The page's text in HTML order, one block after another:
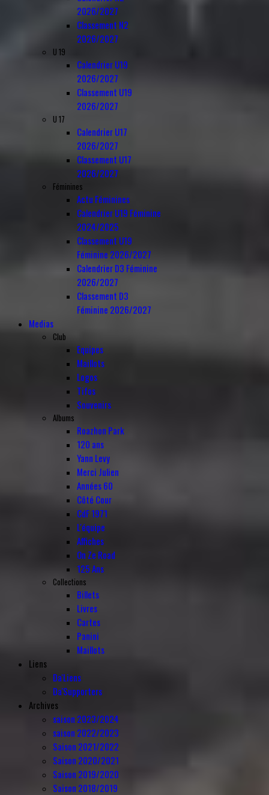
2026/2027
Classement N2
2026/2027
U 19
Calendrier U19
2026/2027
Classement U19
2026/2027
U 17
Calendrier U17
2026/2027
Classement U17
2026/2027
Féminines
Actu Féminines
Calendrier U19 Féminine
2024/2025
Classement U19
Féminine 2026/2027
Calendrier D3 Féminine
2026/2027
Classement D3
Féminine 2026/2027
Medias
Club
Equipes
Maillots
Logos
Tifos
Souvenirs
Albums
Roazhon Park
120 ans
Yann Levy
Merci Julien
Années 60
Côté Cour
CdF 1971
L'équipe
Affiches
On Ze Road
125 Ans
Collections
Billets
Livres
Cartes
Panini
Maillots
Liens
Da'Liens
Da'Supporters
Archives
saison 2023/2024
saison 2022/2023
Saison 2021/2022
Saison 2020/2021
Saison 2019/2020
Saison 2018/2019